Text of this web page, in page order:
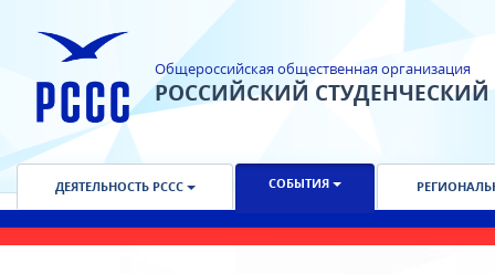
Общероссийская общественная организация
РОССИЙСКИЙ
ДЕЯТЕЛЬНОСТЬ РССС СОБЫТИЯ